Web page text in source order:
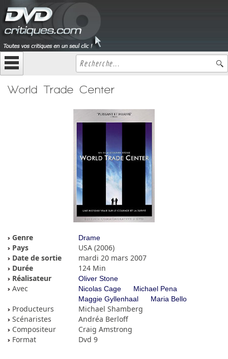
World Trade Center
Genre Drame
Pays
USA (2006)
Date de sortie
mardi 20 mars 2007
Durée
124 Min
Réalisateur
Oliver Stone
Avec Nicolas Cage
Michael Pena
Maggie Gyllenhaal
Maria Bello
Producteurs
Michael Shamberg
Scénaristes
Andréa Berloff
Compositeur
Craig Amstrong
Format
Dvd 9